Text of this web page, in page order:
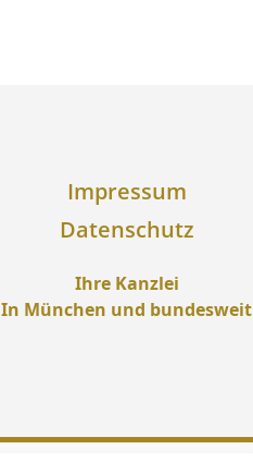
Impressum
Datenschutz
Ihre Kanzlei
In München und bundesweit